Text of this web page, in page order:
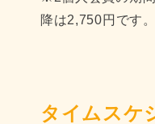
降は2,750円です。
タイムスケ